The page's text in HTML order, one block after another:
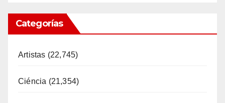
Categorías
Artistas (22,745)
Ciéncia (21,354)